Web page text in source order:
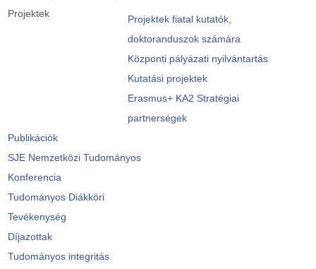
Projektek
Projektek fiatal kutatók,
doktoranduszok számára
Központi pályázati nyilvántartás
Kutatási projektek
Erasmus+ KA2 Stratégiai
partnerségek
Publikációk
SJE Nemzetközi Tudományos
Konferencia
Tudományos Diákköri
Tevékenység
Díjazottak
Tudományos integritás